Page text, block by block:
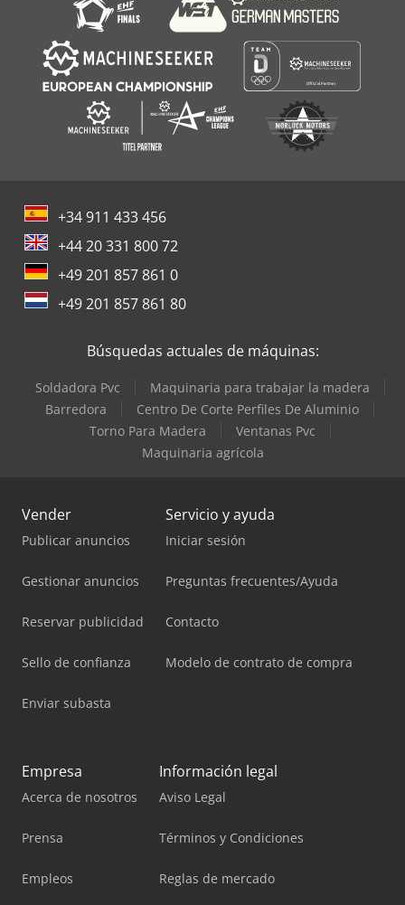
+34 911 433 456
+44 20 331 800 72
+49 201 857 861 0
+49 201 857 861 80
Búsquedas actuales de máquinas:
Soldadora Pvc
Maquinaria para trabajar la madera
Barredora
Centro De Corte Perfiles De Aluminio
Torno Para Madera
Ventanas Pvc
Maquinaria agrícola
Vender
Publicar anuncios
Gestionar anuncios
Reservar publicidad
Sello de confianza
Enviar subasta
Servicio y ayuda
Iniciar sesión
Preguntas frecuentes/Ayuda
Contacto
Modelo de contrato de compra
Empresa
Acerca de nosotros
Prensa
Empleos
Información legal
Aviso Legal
Términos y Condiciones
Reglas de mercado